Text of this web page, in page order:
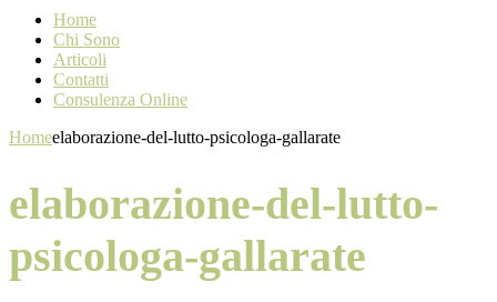
Home
Chi Sono
Articoli
Contatti
Consulenza Online
Homeelaborazione-del-lutto-psicologa-gallarate
elaborazione-del-lutto-
psicologa-gallarate